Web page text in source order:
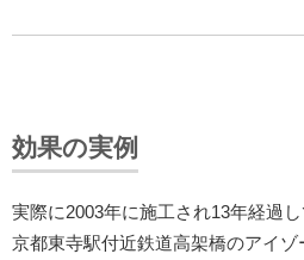
効果の実例
実際に2003年に施工され13年経過
京都東寺駅付近鉄道高架橋のアイ